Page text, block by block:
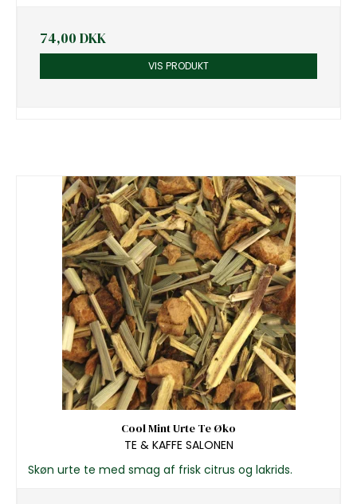
74,00 DKK
VIS PRODUKT
Cool Mint Urte Te Øko
TE & KAFFE SALONEN
Skøn urte te med smag af frisk citrus og lakrids.